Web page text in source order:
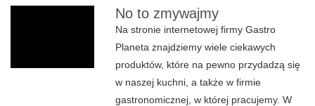
No to zmywajmy
Na stronie internetowej firmy Gastro
Planeta znajdziemy wiele ciekawych
produktów, które na pewno przydadzą się
w naszej kuchni, a także w firmie
gastronomicznej, w której pracujemy. W